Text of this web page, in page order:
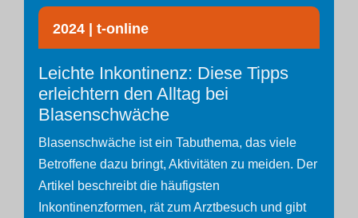
2024 | t-online
Leichte Inkontinenz: Diese Tipps
erleichtern den Alltag bei
Blasenschwäche
Blasenschwäche ist ein Tabuthema, das viele
Betroffene dazu bringt, Aktivitäten zu meiden. Der
Artikel beschreibt die häufigsten
Inkontinenzformen, rät zum Arztbesuch und gibt